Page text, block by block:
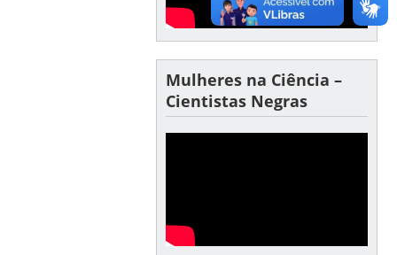
Mulheres na Ciência –
Cientistas Negras